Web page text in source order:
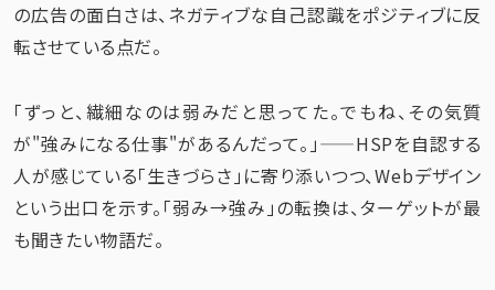
の広告の面白さは、ネガティブな自己認識をポジティブに反
転させている点だ。
「ずっと、繊細なのは弱みだと思ってた。でもね、その気質
が"強みになる仕事"があるんだって。」——HSPを自認する
人が感じている「生きづらさ」に寄り添いつつ、Webデザイン
という出口を示す。「弱み→強み」の転換は、ターゲットが最
も聞きたい物語だ。